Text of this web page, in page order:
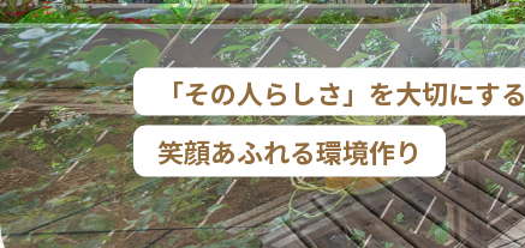
「その人らしさ」を大切にする
笑顔あふれる環境作り
「その人らしさ」を大切にする
笑顔あふれる環境作り
「その人らしさ」を大切にする
笑顔あふれる環境作り
「その人らしさ」を大切にする
笑顔あふれる環境作り
「その人らしさ」を大切にする
笑顔あふれる環境作り